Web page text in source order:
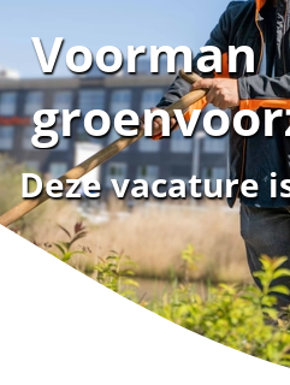
Voorman
Deze vacature